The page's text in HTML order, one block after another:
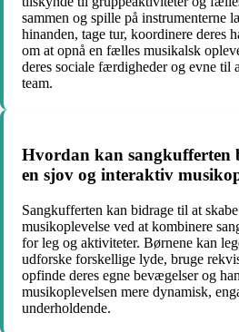
sammen og spille på instrumenterne
hinanden, tage tur, koordinere deres
om at opnå en fælles musikalsk
deres sociale færdigheder og evne til
team.
Hvordan kan sangkufferten
en sjov og interaktiv
Sangkufferten kan bidrage til at
musikoplevelse ved at kombinere
for leg og aktiviteter. Børnene kan
udforske forskellige lyde, bruge
opfinde deres egne bevægelser og
musikoplevelsen mere dynamisk,
underholdende.